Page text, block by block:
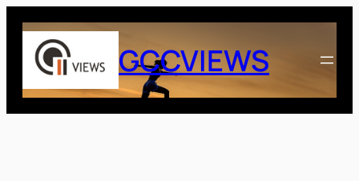
Saltar
contenido
GCCVIEWS